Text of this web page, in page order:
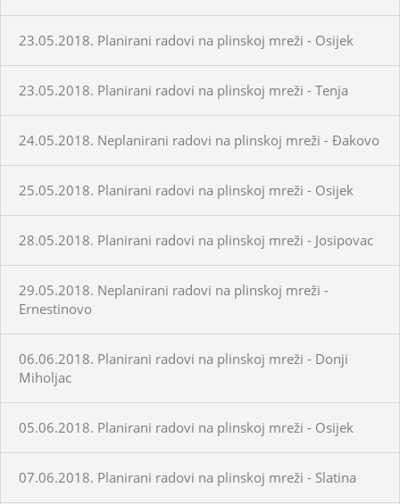
23.05.2018. Planirani radovi na plinskoj mreži - Osijek
23.05.2018. Planirani radovi na plinskoj mreži - Tenja
24.05.2018. Neplanirani radovi na plinskoj mreži - Đakovo
25.05.2018. Planirani radovi na plinskoj mreži - Osijek
28.05.2018. Planirani radovi na plinskoj mreži - Josipovac
29.05.2018. Neplanirani radovi na plinskoj mreži -
Ernestinovo
06.06.2018. Planirani radovi na plinskoj mreži - Donji
Miholjac
05.06.2018. Planirani radovi na plinskoj mreži - Osijek
07.06.2018. Planirani radovi na plinskoj mreži - Slatina